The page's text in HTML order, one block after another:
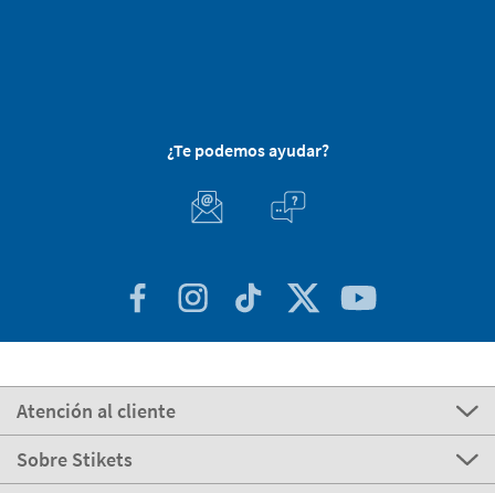
¿Te podemos ayudar?
Atención al cliente
Sobre Stikets